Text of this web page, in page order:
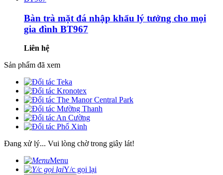
Bàn trà mặt đá nhập khẩu lý tưởng cho mọi
gia đình BT967
Liên hệ
Sản phẩm đã xem
Đang xử lý... Vui lòng chờ trong giây lát!
Menu
Y/c gọi lại